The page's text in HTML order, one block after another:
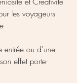
les voyageurs
entrée ou d’une
effet porte-